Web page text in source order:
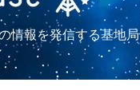
情報を発信する基地局